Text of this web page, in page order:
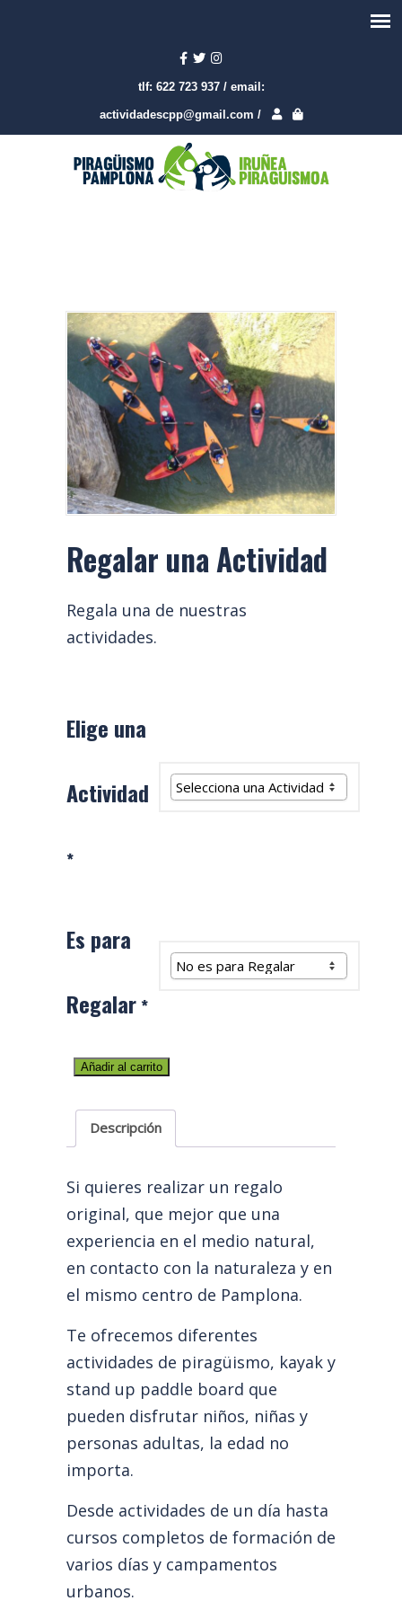
tlf: 622 723 937 / email:
actividadescpp@gmail.com /
Regalar una Actividad
Regala una de nuestras
actividades.
Elige una
Actividad
*
Es para
Regalar *
Regalar
Actividad
cantidad
Añadir al carrito
Descripción
Si quieres realizar un regalo
original, que mejor que una
experiencia en el medio natural,
en contacto con la naturaleza y en
el mismo centro de Pamplona.
Te ofrecemos diferentes
actividades de piragüismo, kayak y
stand up paddle board que
pueden disfrutar niños, niñas y
personas adultas, la edad no
importa.
Desde actividades de un día hasta
cursos completos de formación de
varios días y campamentos
urbanos.